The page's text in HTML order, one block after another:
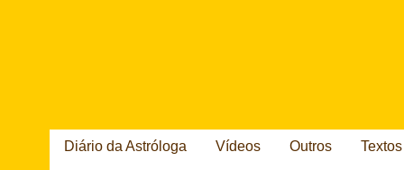
Diário da Astróloga Vídeos Outros